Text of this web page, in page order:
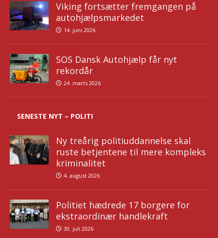
Viking fortsætter fremgangen på
autohjælpsmarkedet
14. juni 2026
SOS Dansk Autohjælp får nyt
rekordår
24. marts 2026
SENESTE NYT – POLITI
Ny treårig politiuddannelse skal
ruste betjentene til mere kompleks
kriminalitet
4. august 2026
Politiet hædrede 17 borgere for
ekstraordinær handlekraft
30. juli 2026